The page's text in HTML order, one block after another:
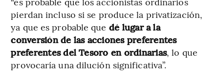
pierdan incluso si se produce la privatización,
ya que es probable que dé lugar a la
conversión de las acciones preferentes
preferentes del Tesoro en ordinarias, lo que
provocaría una dilución significativa”.